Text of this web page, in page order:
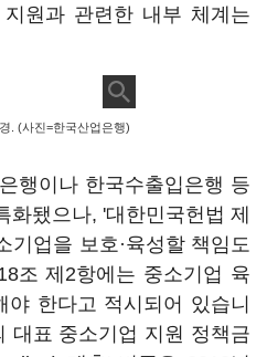
원과 관련한 내부 체계는
. (사진=한국산업은행)
행이나 한국수출입은행 등
됐으나, '대한민국헌법 제
기업을 보호·육성할 책임도
조 제2항에는 중소기업 육
한다고 적시되어 있습니
대표 중소기업 지원 정책금